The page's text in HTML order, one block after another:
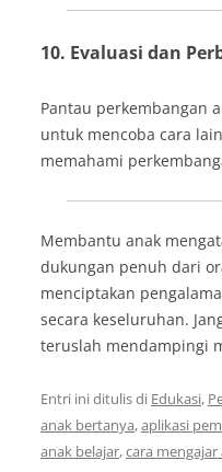
10. Evaluasi dan
Pantau perkembangan
untuk mencoba cara
memahami
Membantu anak
dukungan penuh dari
menciptakan
secara keseluruhan.
teruslah mendampingi
Entri ini ditulis di Edukasi,
anak bertanya,aplikasi
anak belajar,cara mengajar